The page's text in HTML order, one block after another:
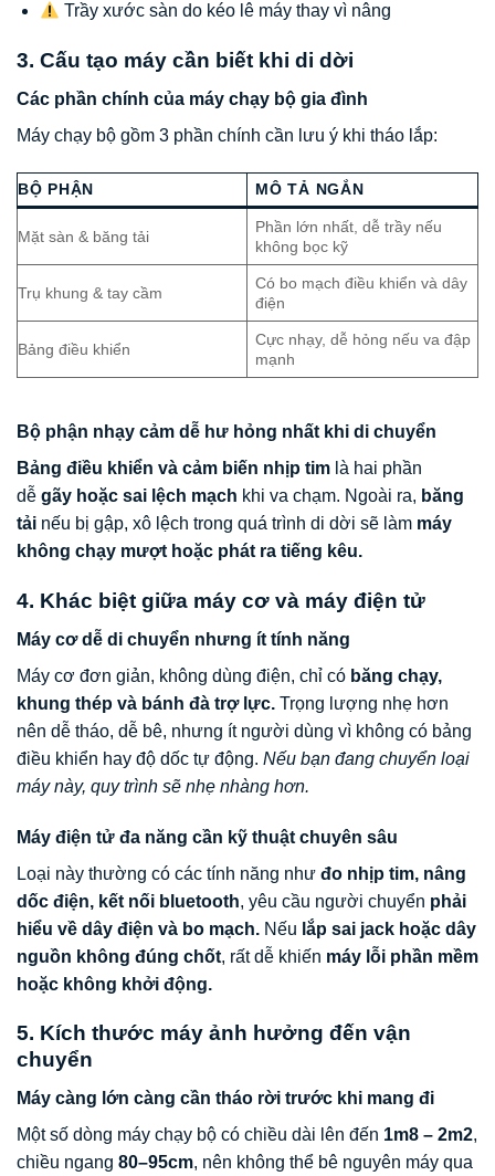
Trầy xước sàn do kéo lê máy thay vì nâng
3. Cấu tạo máy cần biết khi di dời
Các phần chính của máy chạy bộ gia đình
Máy chạy bộ gồm 3 phần chính cần lưu ý khi tháo lắp:
BỘ PHẬN MÔ TẢ NGẮN
Mặt sàn & băng tải
Phần lớn nhất, dễ trầy nếu
không bọc kỹ
Trụ khung & tay cầm
Có bo mạch điều khiển và dây
điện
Bảng điều khiển
Cực nhạy, dễ hỏng nếu va đập
mạnh
Bộ phận nhạy cảm dễ hư hỏng nhất khi di chuyển
Bảng điều khiển và cảm biến nhịp tim là hai phần
dễ gãy hoặc sai lệch mạch khi va chạm. Ngoài ra, băng
tải nếu bị gập, xô lệch trong quá trình di dời sẽ làm máy
không chạy mượt hoặc phát ra tiếng kêu.
4. Khác biệt giữa máy cơ và máy điện tử
Máy cơ dễ di chuyển nhưng ít tính năng
Máy cơ đơn giản, không dùng điện, chỉ có băng chạy,
khung thép và bánh đà trợ lực. Trọng lượng nhẹ hơn
nên dễ tháo, dễ bê, nhưng ít người dùng vì không có bảng
điều khiển hay độ dốc tự động. Nếu bạn đang chuyển loại
máy này, quy trình sẽ nhẹ nhàng hơn.
Máy điện tử đa năng cần kỹ thuật chuyên sâu
Loại này thường có các tính năng như đo nhịp tim, nâng
dốc điện, kết nối bluetooth, yêu cầu người chuyển phải
hiểu về dây điện và bo mạch. Nếu lắp sai jack hoặc dây
nguồn không đúng chốt, rất dễ khiến máy lỗi phần mềm
hoặc không khởi động.
5. Kích thước máy ảnh hưởng đến vận
chuyển
Máy càng lớn càng cần tháo rời trước khi mang đi
Một số dòng máy chạy bộ có chiều dài lên đến 1m8 – 2m2,
chiều ngang 80–95cm, nên không thể bê nguyên máy qua